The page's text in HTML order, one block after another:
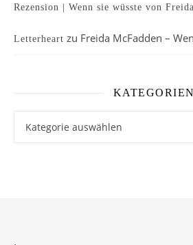
Rezension | Wenn sie wüsste von
Letterheart zu Freida McFadden –
KATEGORIEN